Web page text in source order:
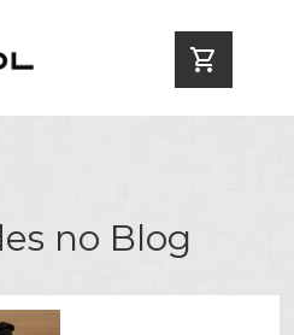
shopping_cart
no Blog